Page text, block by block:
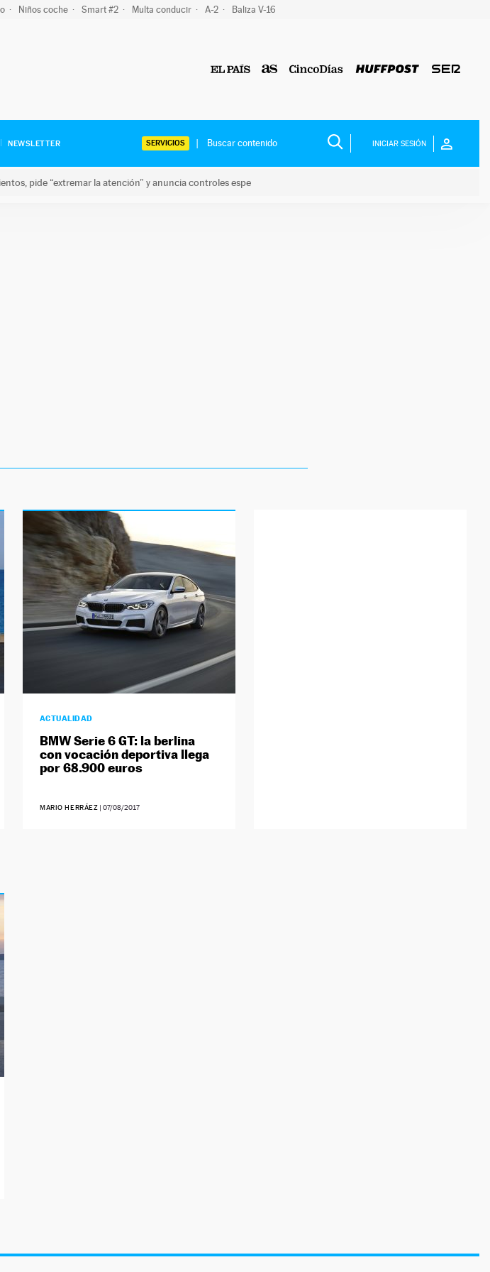
Niños coche Smart #2 Multa conducir A-2 Baliza V-16
NEWSLETTER SERVICIOS INICIAR SESIÓN
pide “extremar la atención” y anuncia controles espe
ACTUALIDAD
BMW Serie 6 GT: la berlina
con vocación deportiva llega
por 68.900 euros
MARIO HERRÁEZ |07/08/2017